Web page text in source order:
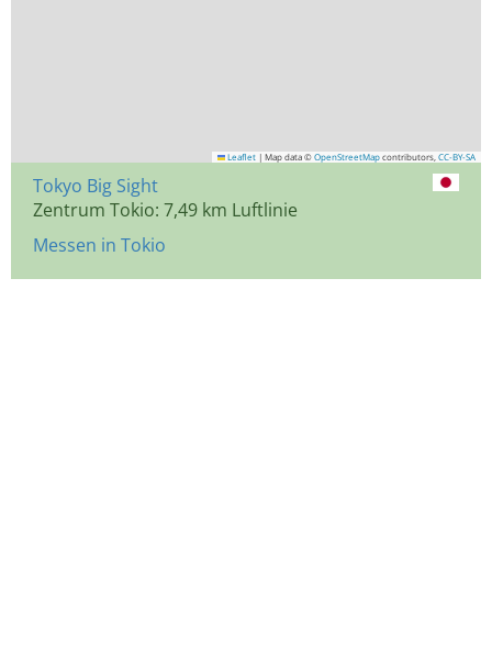
Leaflet | Map data © OpenStreetMap contributors, CC-BY-SA
Tokyo Big Sight
Zentrum Tokio: 7,49 km Luftlinie
Messen in Tokio